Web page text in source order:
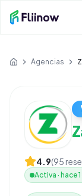
Inicio Agencias
4.9(95
Activa · hace